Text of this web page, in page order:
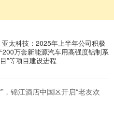
太科技：2025年上半年公司积极
200万套新能源汽车用高强度铝制系
”等项目建设进程
，锦江酒店中国区开启“老友欢